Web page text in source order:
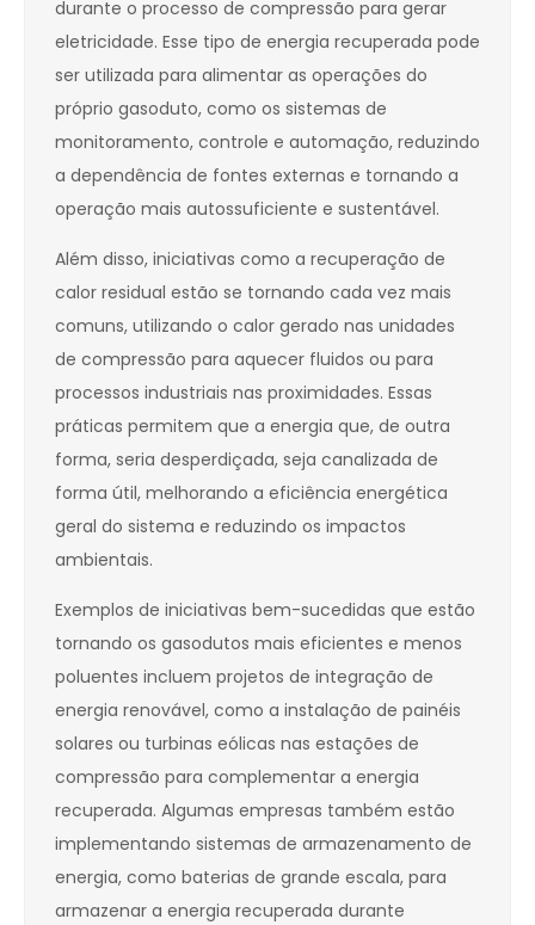
durante o processo de compressão para gerar
eletricidade. Esse tipo de energia recuperada pode
ser utilizada para alimentar as operações do
próprio gasoduto, como os sistemas de
monitoramento, controle e automação, reduzindo
a dependência de fontes externas e tornando a
operação mais autossuficiente e sustentável.
Além disso, iniciativas como a recuperação de
calor residual estão se tornando cada vez mais
comuns, utilizando o calor gerado nas unidades
de compressão para aquecer fluidos ou para
processos industriais nas proximidades. Essas
práticas permitem que a energia que, de outra
forma, seria desperdiçada, seja canalizada de
forma útil, melhorando a eficiência energética
geral do sistema e reduzindo os impactos
ambientais.
Exemplos de iniciativas bem-sucedidas que estão
tornando os gasodutos mais eficientes e menos
poluentes incluem projetos de integração de
energia renovável, como a instalação de painéis
solares ou turbinas eólicas nas estações de
compressão para complementar a energia
recuperada. Algumas empresas também estão
implementando sistemas de armazenamento de
energia, como baterias de grande escala, para
armazenar a energia recuperada durante